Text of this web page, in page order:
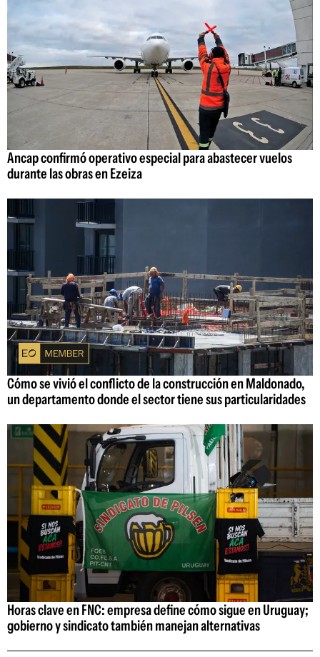
Ancap confirmó operativo especial para abastecer vuelos
durante las obras en Ezeiza
Cómo se vivió el conflicto de la construcción en Maldonado,
un departamento donde el sector tiene sus particularidades
Horas clave en FNC: empresa define cómo sigue en Uruguay;
gobierno y sindicato también manejan alternativas